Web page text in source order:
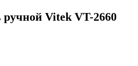
Vitek VT-2660